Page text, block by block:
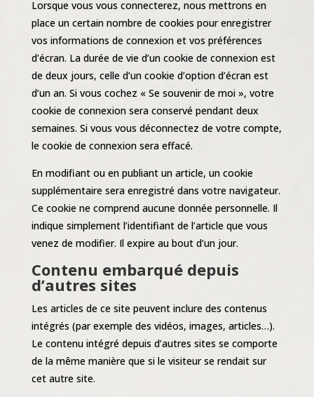
Lorsque vous vous connecterez, nous mettrons en
place un certain nombre de cookies pour enregistrer
vos informations de connexion et vos préférences
d’écran. La durée de vie d’un cookie de connexion est
de deux jours, celle d’un cookie d’option d’écran est
d’un an. Si vous cochez « Se souvenir de moi », votre
cookie de connexion sera conservé pendant deux
semaines. Si vous vous déconnectez de votre compte,
le cookie de connexion sera effacé.
En modifiant ou en publiant un article, un cookie
supplémentaire sera enregistré dans votre navigateur.
Ce cookie ne comprend aucune donnée personnelle. Il
indique simplement l’identifiant de l’article que vous
venez de modifier. Il expire au bout d’un jour.
Contenu embarqué depuis
d’autres sites
Les articles de ce site peuvent inclure des contenus
intégrés (par exemple des vidéos, images, articles…).
Le contenu intégré depuis d’autres sites se comporte
de la même manière que si le visiteur se rendait sur
cet autre site.